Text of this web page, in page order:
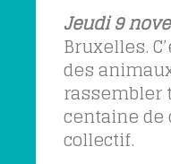
Jeudi 9
Bruxelles.
des
rassembler
centaine
collectif.